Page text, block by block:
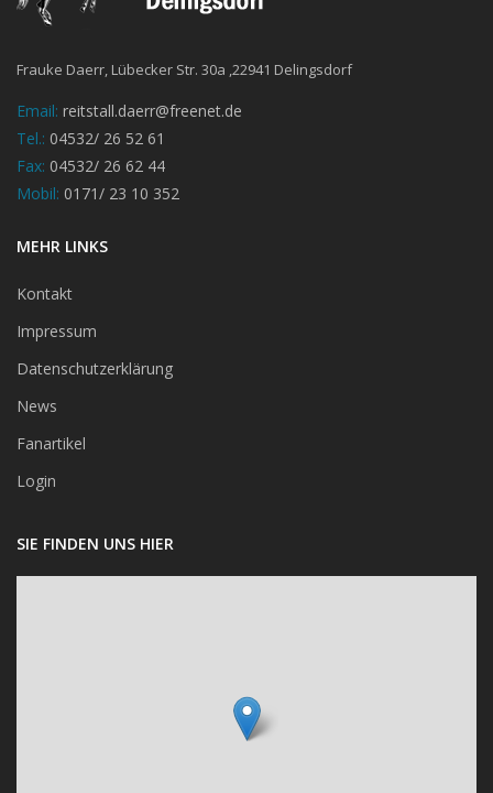
Frauke Daerr, Lübecker Str. 30a ,22941 Delingsdorf
Email: reitstall.daerr@freenet.de
Tel.: 04532/ 26 52 61
Fax: 04532/ 26 62 44
Mobil: 0171/ 23 10 352
MEHR LINKS
Kontakt
Impressum
Datenschutzerklärung
News
Fanartikel
Login
SIE FINDEN UNS HIER